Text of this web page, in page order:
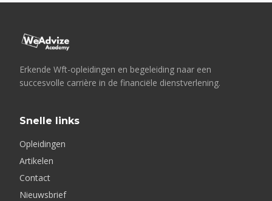
Erkende Wft-opleidingen en begeleiding naar een
succesvolle carrière in de financiële dienstverlening.
Snelle links
Opleidingen
Artikelen
Contact
Nieuwsbrief